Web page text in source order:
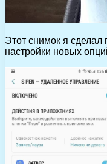
Этот снимок я
настройки новых